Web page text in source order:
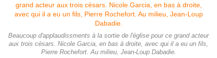
Beaucoup d'applaudissments à la sortie de l'église pour ce grand acteur
aux trois césars. Nicole Garcia, en bas à droite, avec qui il a eu un fils,
Pierre Rochefort. Au milieu, Jean-Loup Dabadie.